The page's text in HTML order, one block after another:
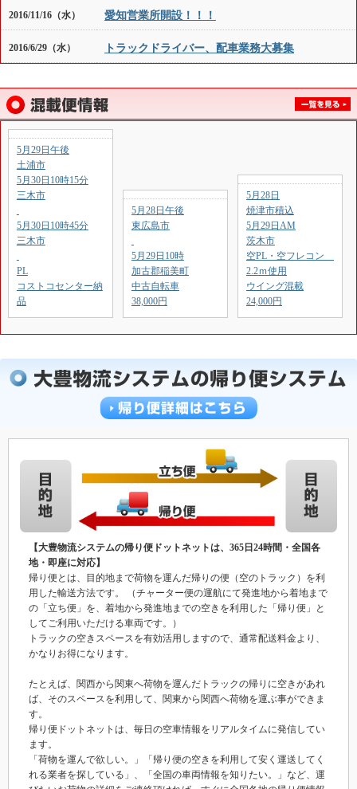
2016/11/16（水） 愛知営業所開設！！！
2016/6/29（水） トラックドライバー、配車業務大募集
5月29日午後
土浦市
5月30日10時15分
三木市
5月30日10時45分
三木市
PL
コストコセンター納
品
5月28日午後
東広島市
5月29日10時
加古郡稲美町
中古自転車
38,000円
5月28日
焼津市積込
5月29日AM
茨木市
空PL・空フレコン
2.2ｍ使用
ウイング混載
24,000円
【大豊物流システムの帰り便ドットネットは、365日24時間・全国各
地・即座に対応】
帰り便とは、目的地まで荷物を運んだ帰りの便（空のトラック）を利
用した輸送方法です。 （チャーター便の運航にて発進地から着地まで
の「立ち便」を、着地から発進地までの空きを利用した「帰り便」と
してご利用いただける車両です。）
トラックの空きスペースを有効活用しますので、通常配送料金より、
かなりお得になります。
たとえば、関西から関東へ荷物を運んだトラックの帰りに空きがあれ
ば、そのスペースを利用して、関東から関西へ荷物を運ぶ事ができま
す。
帰り便ドットネットは、毎日の空車情報をリアルタイムに発信してい
ます。
「荷物を運んで欲しい。」「帰り便の空きを利用して安く運送してく
れる業者を探している」、「全国の車両情報を知りたい。」など、運